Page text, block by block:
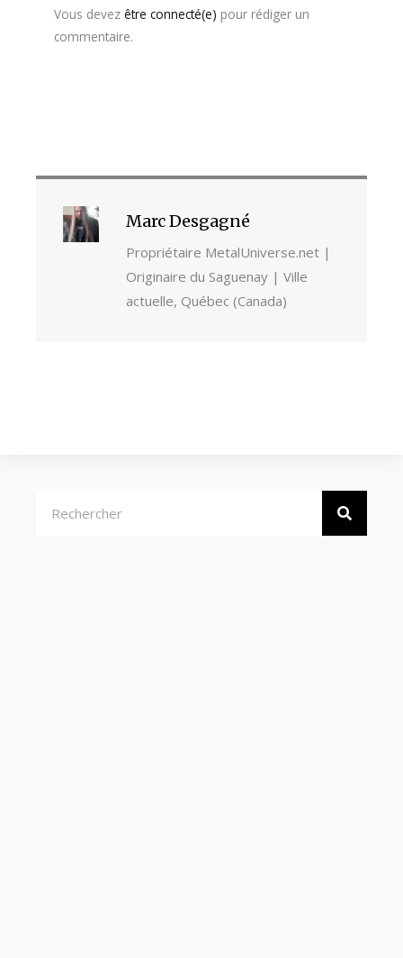
Vous devez être connecté(e) pour rédiger un
commentaire.
Marc Desgagné
Propriétaire MetalUniverse.net |
Originaire du Saguenay | Ville
actuelle, Québec (Canada)